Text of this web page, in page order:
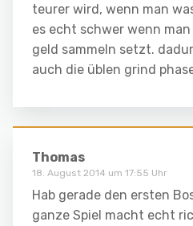
teurer wird, wenn man
es echt schwer wenn
geld sammeln setzt.
auch die üblen grind
Thomas
18. August 2014 um 17:55 Uhr
Hab gerade den ersten
ganze Spiel macht echt